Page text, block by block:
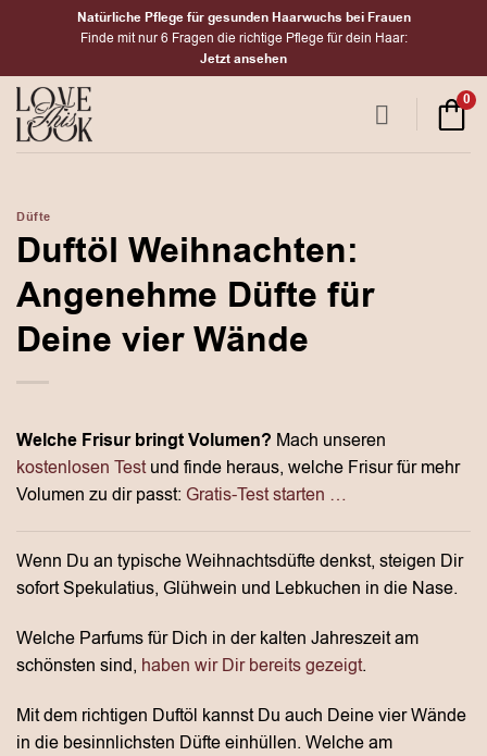
Natürliche Pflege für gesunden Haarwuchs bei Frauen
Finde mit nur 6 Fragen die richtige Pflege für dein Haar:
Jetzt ansehen
0
Düfte
Duftöl Weihnachten:
Angenehme Düfte für
Deine vier Wände
Welche Frisur bringt Volumen? Mach unseren
kostenlosen Testund finde heraus, welche Frisur für mehr
Volumen zu dir passt: Gratis-Test starten …
Wenn Du an typische Weihnachtsdüfte denkst, steigen Dir
sofort Spekulatius, Glühwein und Lebkuchen in die Nase.
Welche Parfums für Dich in der kalten Jahreszeit am
schönsten sind, haben wir Dir bereits gezeigt.
Mit dem richtigen Duftöl kannst Du auch Deine vier Wände
in die besinnlichsten Düfte einhüllen. Welche am